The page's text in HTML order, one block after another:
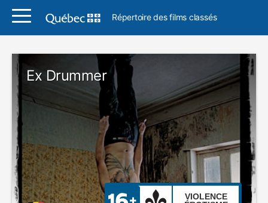
Répertoire des films classés
Ex Drummer
VIOLENCE